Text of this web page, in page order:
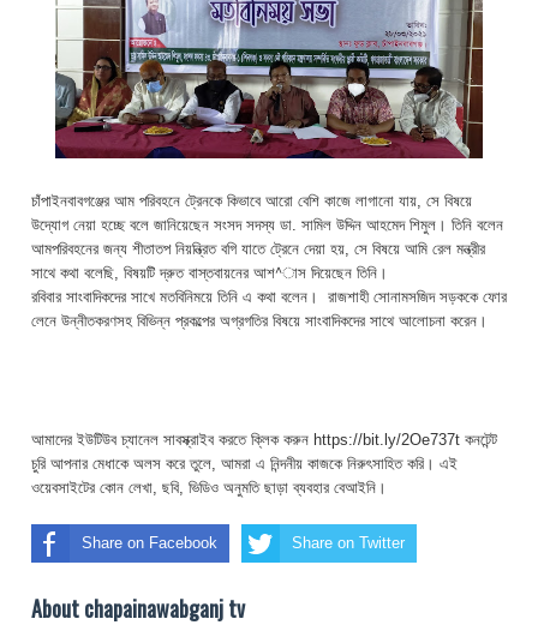
চাঁপাইনবাবগঞ্জের আম পরিবহনে ট্রেনকে কিভাবে আরো বেশি কাজে লাগানো যায়, সে বিষয়ে
উদ্যোগ নেয়া হচ্ছে বলে জানিয়েছেন সংসদ সদস্য ডা. সামিল উদ্দিন আহমেদ শিমুল। তিনি বলেন
আমপরিবহনের জন্য শীতাতপ নিয়ন্ত্রিত বগি যাতে ট্রেনে দেয়া হয়, সে বিষয়ে আমি রেল মন্ত্রীর
সাথে কথা বলেছি, বিষয়টি দ্রুত বাস্তবায়নের আশ^াস দিয়েছেন তিনি।
রবিবার সাংবাদিকদের সাখে মতবিনিময়ে তিনি এ কথা বলেন। রাজশাহী সোনামসজিদ সড়ককে ফোর
লেনে উন্নীতকরণসহ বিভিন্ন প্রকল্পের অগ্রগতির বিষয়ে সাংবাদিকদের সাথে আলোচনা করেন।
আমাদের ইউটিউব চ্যানেল সাবস্ক্রাইব করতে ক্লিক করুন https://bit.ly/2Oe737t কনটেন্ট
চুরি আপনার মেধাকে অলস করে তুলে, আমরা এ নিন্দনীয় কাজকে নিরুৎসাহিত করি। এই
ওয়েবসাইটের কোন লেখা, ছবি, ভিডিও অনুমতি ছাড়া ব্যবহার বেআইনি।
Share on Facebook Share on Twitter
About chapainawabganj tv